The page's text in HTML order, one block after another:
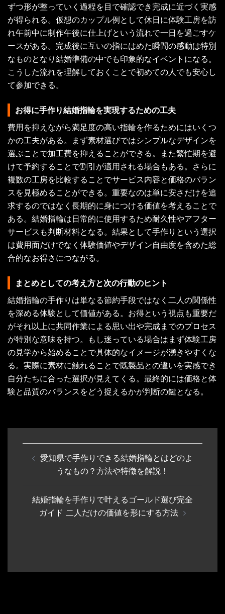
ずつ形が整っていく過程を目で確認でき完成に近づく実感
が得られる。仮想のカップル例として休日に体験工房を訪
れ午前中に制作午後に仕上げという流れで一日を過ごすケ
ースがある。完成後に互いの指にはめた瞬間の感動は特別
なものとなり結婚準備の中でも印象的なイベントになる。
こうした流れを理解しておくことで初めての人でも安心し
て参加できる。
お得に手作り結婚指輪を実現するための工夫
費用を抑えながら満足度の高い指輪を作るためにはいくつ
かの工夫がある。まず素材選びではシンプルなデザインを
選ぶことで加工費を抑えることができる。また繁忙期を避
けて予約することで割引が適用される場合もある。さらに
複数の工房を比較することでサービス内容と価格のバラン
スを見極めることができる。重要なのは単に安さだけを追
求するのではなく長期的に身につける価値を考えることで
ある。結婚指輪は日常的に使用するため耐久性やアフター
サービスも判断材料となる。結果として手作りという選択
は費用面だけでなく体験価値やデザイン自由度を含めた総
合的なお得さにつながる。
まとめとしての考え方と次の行動のヒント
結婚指輪の手作りは単なる節約手段ではなく二人の関係性
を深める体験として価値がある。お得という視点も重要だ
がそれ以上に共同作業による思い出や完成までのプロセス
が特別な意味を持つ。もし迷っている場合はまず体験工房
の見学から始めることで具体的なイメージが湧きやすくな
る。実際に素材に触れることで既製品との違いを実感でき
自分たちに合った選択が見えてくる。最終的には価格と体
験と品質のバランスをどう捉えるかが判断の鍵となる。
愛知県で手作りできる結婚指輪とはどのよ
うなもの？方法や特徴を解説！
結婚指輪を手作りで叶えるゴールド選び完全
ガイド 二人だけの価値を形にする方法